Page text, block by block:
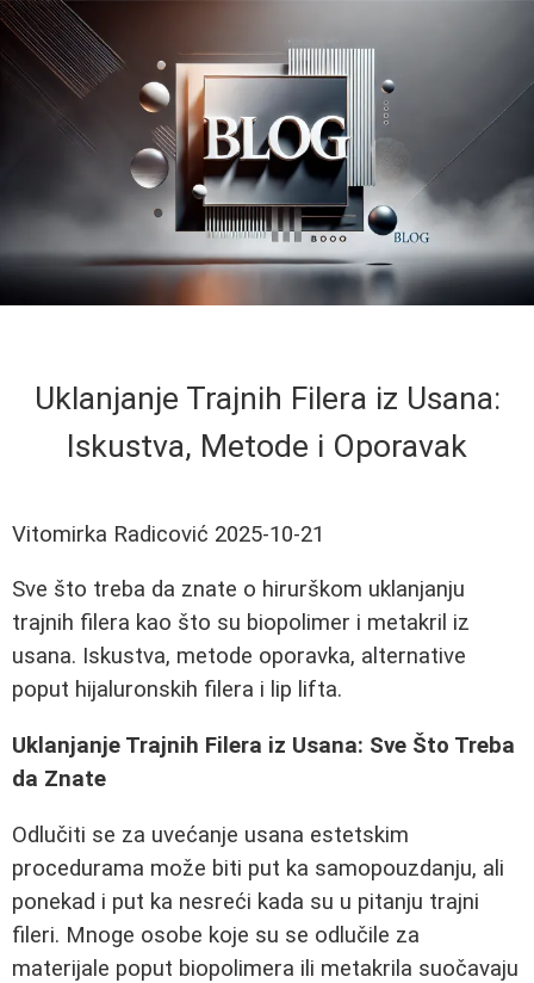
Uklanjanje Trajnih Filerа iz Usana:
Iskustva, Metode i Oporavak
Vitomirka Radicović 2025-10-21
Sve što treba da znate o hirurškom uklanjanju
trajnih filera kao što su biopolimer i metakril iz
usana. Iskustva, metode oporavka, alternative
poput hijaluronskih filera i lip lifta.
Uklanjanje Trajnih Filerа iz Usana: Sve Što Treba
da Znate
Odlučiti se za uvećanje usana estetskim
procedurama može biti put ka samopouzdanju, ali
ponekad i put ka nesreći kada su u pitanju trajni
fileri. Mnoge osobe koje su se odlučile za
materijale poput biopolimera ili metakrila suočavaju